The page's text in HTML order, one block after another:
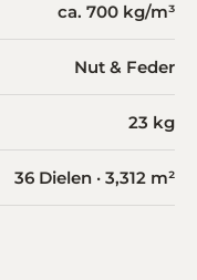
ca. 700 kg/m³
Nut & Feder
23 kg
36 Dielen · 3,312 m²